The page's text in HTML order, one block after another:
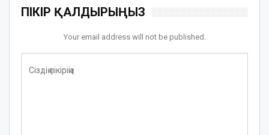
ПІКІР ҚАЛДЫРЫҢЫЗ
Your email address will not be published.